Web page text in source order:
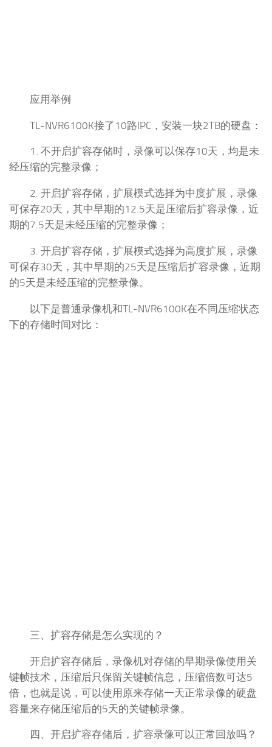
应用举例
TL-NVR6100K接了10路IPC，安装一块2TB的硬盘：
1. 不开启扩容存储时，录像可以保存10天，均是未
经压缩的完整录像；
2. 开启扩容存储，扩展模式选择为中度扩展，录像
可保存20天，其中早期的12.5天是压缩后扩容录像，近
期的7.5天是未经压缩的完整录像；
3. 开启扩容存储，扩展模式选择为高度扩展，录像
可保存30天，其中早期的25天是压缩后扩容录像，近期
的5天是未经压缩的完整录像。
以下是普通录像机和TL-NVR6100K在不同压缩状态
下的存储时间对比：
三、扩容存储是怎么实现的？
开启扩容存储后，录像机对存储的早期录像使用关
键帧技术，压缩后只保留关键帧信息，压缩倍数可达5
倍，也就是说，可以使用原来存储一天正常录像的硬盘
容量来存储压缩后的5天的关键帧录像。
四、开启扩容存储后，扩容录像可以正常回放吗？